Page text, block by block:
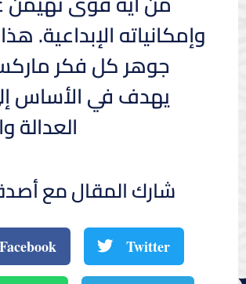
وإمكانياته الإبداعية.
جوهر كل فكر
يهدف في الأساس
العدالة
شارك المقال مع
Facebook Twitter